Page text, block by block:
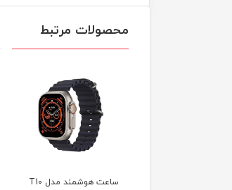
محصولات مرتبط
ماساژور تفنگی برند